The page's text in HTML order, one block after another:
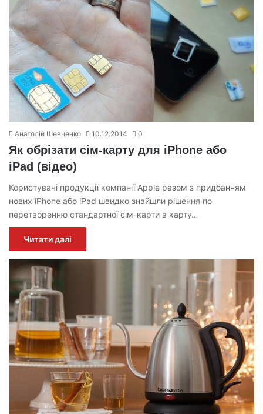
Анатолій Шевченко 10.12.2014 0
Як обрізати сім-карту для iPhone або
iPad (відео)
Користувачі продукції компанії Apple разом з придбанням
нових iPhone або iPad швидко знайшли рішення по
перетворенню стандартної сім-карти в карту…
Читати далі